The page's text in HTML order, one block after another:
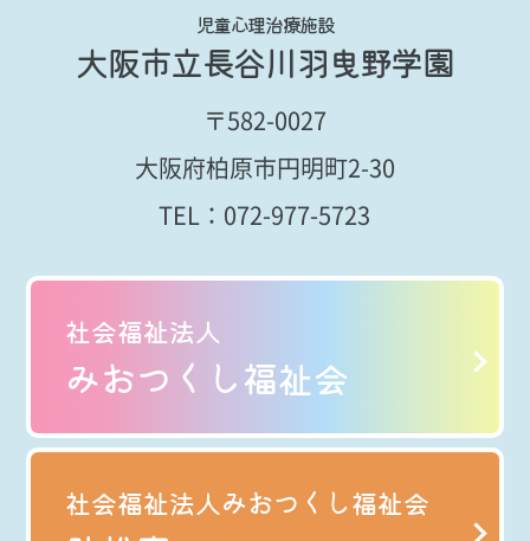
児童心理治療施設
大阪市立長谷川羽曳野学園
〒582-0027
大阪府柏原市円明町2-30
TEL： 072-977-5723
社会福祉法人
みおつくし福祉会
社会福祉法人みおつくし福祉会